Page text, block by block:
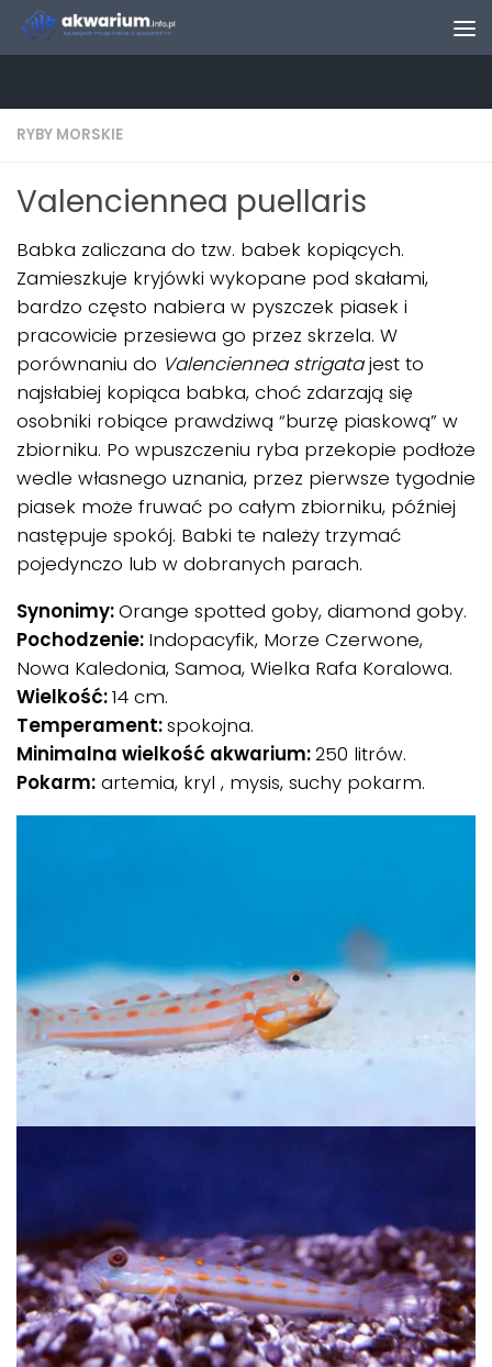
Skip to content
RYBY MORSKIE
Valenciennea puellaris
Babka zaliczana do tzw. babek kopiących.
Zamieszkuje kryjówki wykopane pod skałami,
bardzo często nabiera w pyszczek piasek i
pracowicie przesiewa go przez skrzela. W
porównaniu do Valenciennea strigatajest to
najsłabiej kopiąca babka, choć zdarzają się
osobniki robiące prawdziwą “burzę piaskową” w
zbiorniku. Po wpuszczeniu ryba przekopie podłoże
wedle własnego uznania, przez pierwsze tygodnie
piasek może fruwać po całym zbiorniku, później
następuje spokój. Babki te należy trzymać
pojedynczo lub w dobranych parach.
Synonimy:Orange spotted goby, diamond goby.
Pochodzenie: Indopacyfik, Morze Czerwone,
Nowa Kaledonia, Samoa, Wielka Rafa Koralowa.
Wielkość:14 cm.
Temperament:spokojna.
Minimalna wielkość akwarium:250 litrów.
Pokarm: artemia, kryl , mysis, suchy pokarm.